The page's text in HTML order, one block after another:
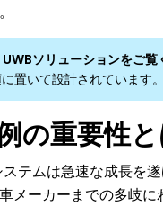
ソリューションをご覧
置いて設計されています。
の重要性
テムは急速な成長を
メーカーまでの多岐